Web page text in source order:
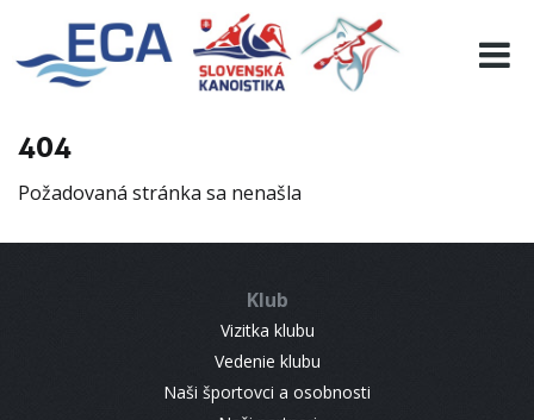
404
Požadovaná stránka sa nenašla
Klub
Vizitka klubu
Vedenie klubu
Naši športovci a osobnosti
EURO 19
INFO
RESULTS
CONTACT